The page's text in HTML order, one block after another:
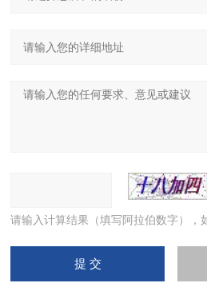
请输入计算结果（填写阿拉伯数字），